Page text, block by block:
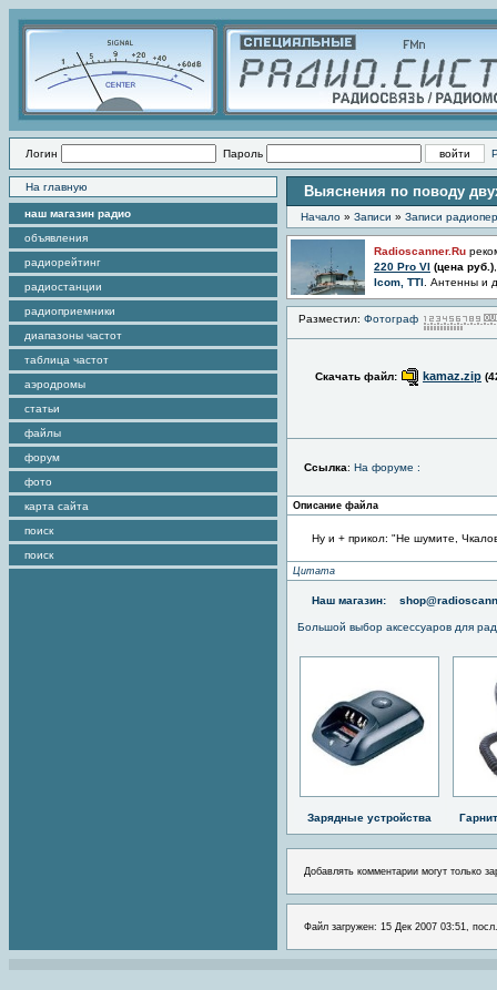
Логин Пароль
На главную
наш магазин радио
объявления
радиорейтинг
радиостанции
радиоприемники
диапазоны частот
таблица частот
аэродромы
статьи
файлы
форум
фото
карта сайта
поиск
поиск
Выяснения по поводу
Начало » Записи » Записи
Radioscanner.Ru
220 Pro VI (цена руб.)
Icom, TTI . Антенны и
Разместил: Фотограф
Скачать файл: kamaz.zip
Ссылка: На форуме :
Описание файла
Ну и + прикол: "Не шумите,
Цитата
Наш магазин:
Большой выбор аксессуаров для
Зарядные устройства
Добавлять комментарии могут только
Файл загружен: 15 Дек 2007 03:51,